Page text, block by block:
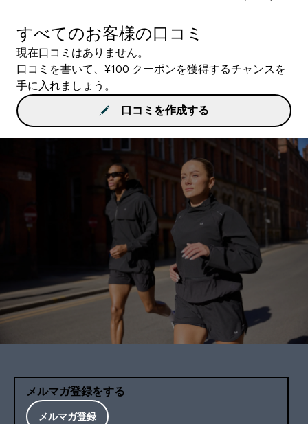
すべてのお客様の口コミ
現在口コミはありません。
口コミを書いて、¥100 クーポンを獲得するチャンスを
手に入れましょう。
口コミを作成する
メルマガ登録をする
メルマガ登録